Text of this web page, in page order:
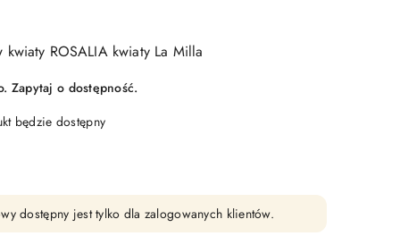
kwiaty ROSALIA kwiaty La Milla
Zapytaj o dostępność.
będzie dostępny
dostępny jest tylko dla zalogowanych klientów.